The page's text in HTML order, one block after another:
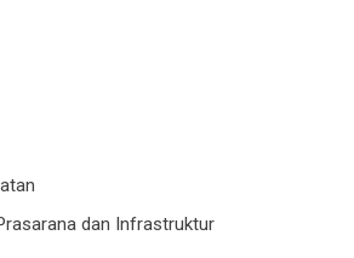
dan Infrastruktur